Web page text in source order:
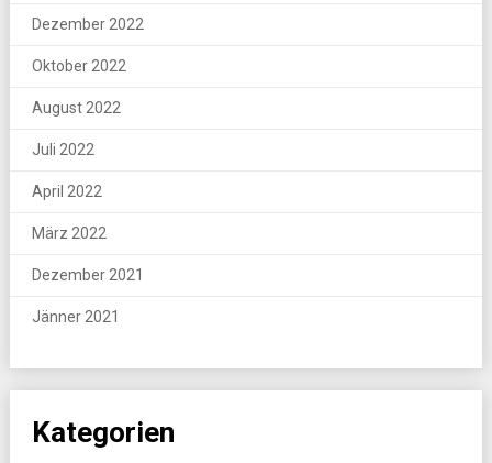
Dezember 2022
Oktober 2022
August 2022
Juli 2022
April 2022
März 2022
Dezember 2021
Jänner 2021
Kategorien